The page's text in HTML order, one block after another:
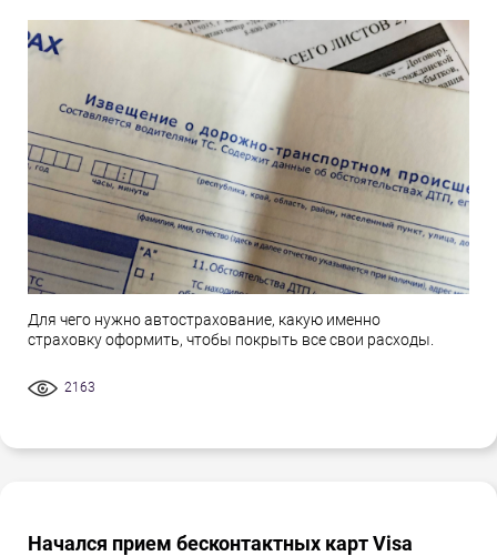
Для чего нужно автострахование, какую именно
страховку оформить, чтобы покрыть все свои расходы.
2163
Начался прием бесконтактных карт Visa